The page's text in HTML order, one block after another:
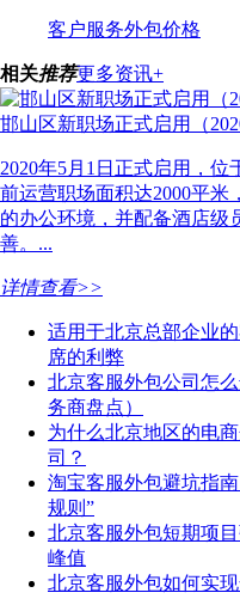
客户服务外包价格
相关推荐更多资讯+
邯山区新职场正式启用（
2020年5月1日正式启用，位
前运营职场面积达2000平米
的办公环境，并配备酒店级
善。...
详情查看>>
适用于北京总部企业
席的利弊
北京客服外包公司怎
务商盘点）
为什么北京地区的电
司？
淘宝客服外包避坑指
规则”
北京客服外包短期项
峰值
北京客服外包如何实